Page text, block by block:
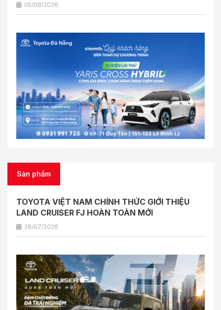
05/08/2026
Sản phẩm
TOYOTA VIỆT NAM CHÍNH THỨC GIỚI THIỆU
LAND CRUISER FJ HOÀN TOÀN MỚI
28/07/2026